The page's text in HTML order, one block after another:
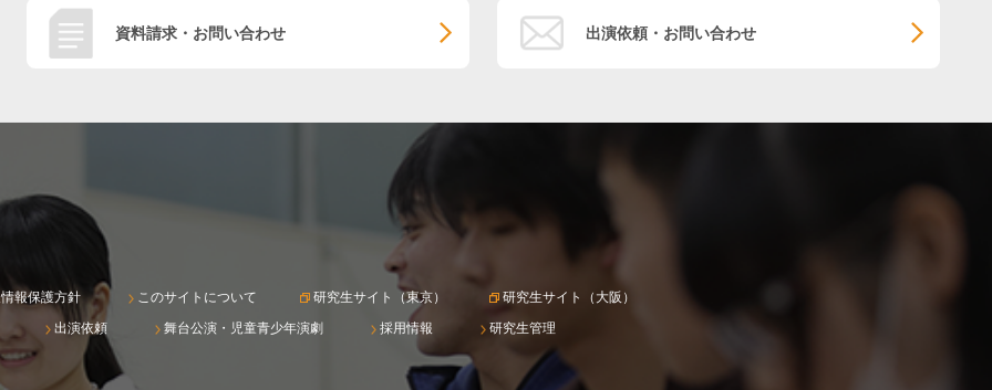
資料請求・お問い合わせ 出演依頼・お問い合わせ
報保護方針 このサイトについて 研究生サイト（東京）
研究生サイト（大阪）
出演依頼
舞台公演・児童青少年演劇 採用情報 研究生管理